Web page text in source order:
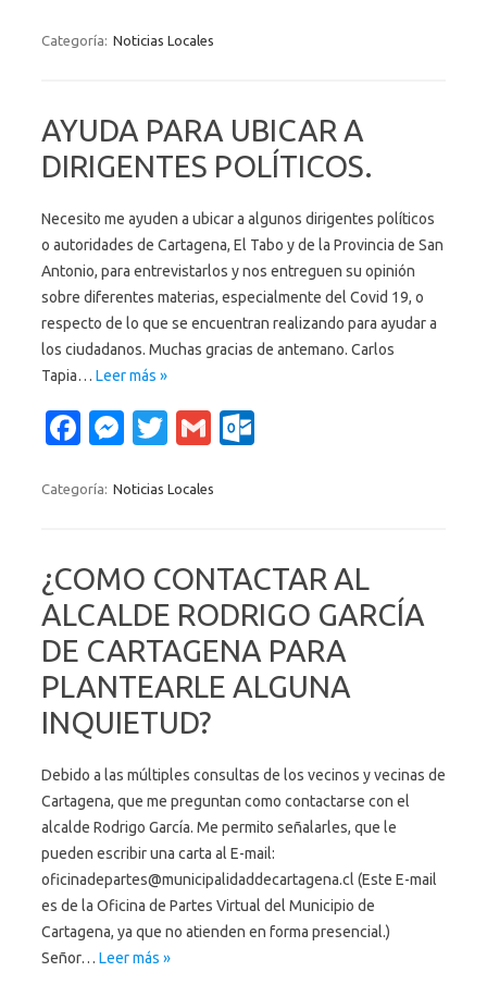
e
o
o
k
se
g
er
it
r
ail
k.
c
o
m
Categoría: Noticias Locales
AYUDA PARA UBICAR A
DIRIGENTES POLÍTICOS.
Necesito me ayuden a ubicar a algunos dirigentes políticos
o autoridades de Cartagena, El Tabo y de la Provincia de San
Antonio, para entrevistarlos y nos entreguen su opinión
sobre diferentes materias, especialmente del Covid 19, o
respecto de lo que se encuentran realizando para ayudar a
los ciudadanos. Muchas gracias de antemano. Carlos
Tapia… Leer más »
Fa
e
o
o
k
M
se
g
er
T
it
r
G
ail
k.
c
o
m
Categoría: Noticias Locales
¿COMO CONTACTAR AL
ALCALDE RODRIGO GARCÍA
DE CARTAGENA PARA
PLANTEARLE ALGUNA
INQUIETUD?
Debido a las múltiples consultas de los vecinos y vecinas de
Cartagena, que me preguntan como contactarse con el
alcalde Rodrigo García. Me permito señalarles, que le
pueden escribir una carta al E-mail:
oficinadepartes@municipalidaddecartagena.cl (Este E-mail
es de la Oficina de Partes Virtual del Municipio de
Cartagena, ya que no atienden en forma presencial.)
Señor… Leer más »